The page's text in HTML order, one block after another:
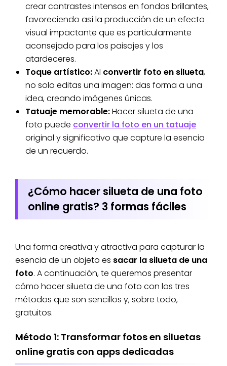
crear contrastes intensos en fondos brillantes,
favoreciendo así la producción de un efecto
visual impactante que es particularmente
aconsejado para los paisajes y los
atardeceres.
Toque artístico:Al convertir foto en silueta,
no solo editas una imagen: das forma a una
idea, creando imágenes únicas.
Tatuaje memorable:Hacer silueta de una
foto puede convertir la foto en un tatuaje
original y significativo que capture la esencia
de un recuerdo.
¿Cómo hacer silueta de una foto
online gratis? 3 formas fáciles
Una forma creativa y atractiva para capturar la
esencia de un objeto es sacar la silueta de una
foto. A continuación, te queremos presentar
cómo hacer silueta de una foto con los tres
métodos que son sencillos y, sobre todo,
gratuitos.
Método 1: Transformar fotos en siluetas
online gratis con apps dedicadas